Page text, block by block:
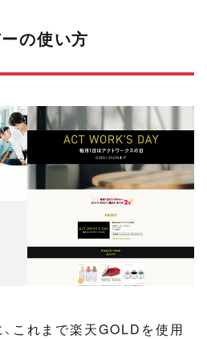
の使い方
これまで楽天GOLDを使用